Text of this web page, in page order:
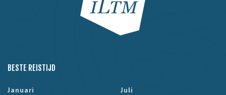
BESTE REISTIJD
Januari Juli